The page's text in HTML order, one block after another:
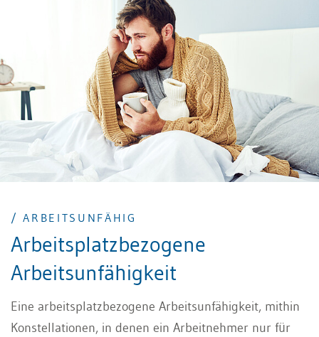
/ ARBEITSUNFÄHIG
Arbeitsplatzbezogene
Arbeitsunfähigkeit
Eine arbeitsplatzbezogene Arbeitsunfähigkeit, mithin
Konstellationen, in denen ein Arbeitnehmer nur für